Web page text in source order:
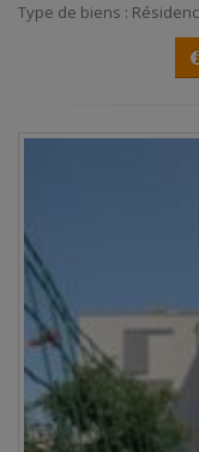
Type de biens :